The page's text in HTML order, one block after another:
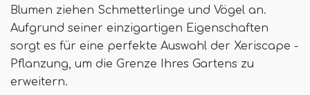
Blumen ziehen Schmetterlinge und Vögel an.
Aufgrund seiner einzigartigen Eigenschaften
sorgt es für eine perfekte Auswahl der Xeriscape -
Pflanzung, um die Grenze Ihres Gartens zu
erweitern.